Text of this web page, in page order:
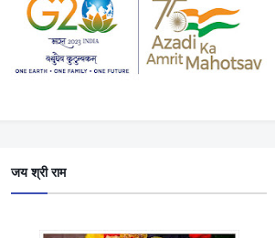
जय श्री राम